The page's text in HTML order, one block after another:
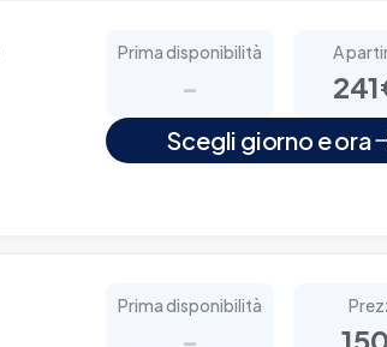
Prima disponibilità
-
A
Scegli giorno e ora
Prima disponibilità
-